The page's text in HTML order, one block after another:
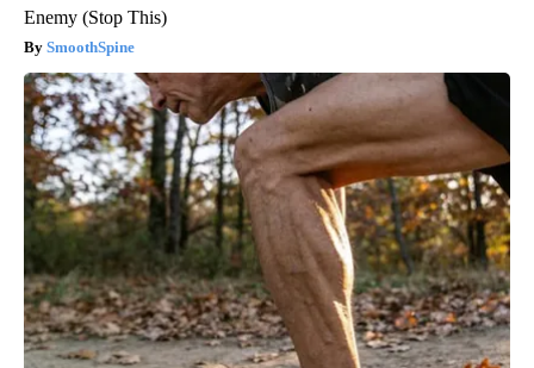
Enemy (Stop This)
SmoothSpine